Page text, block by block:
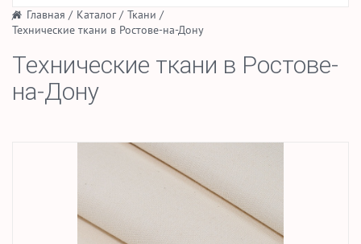
/ Главная / Каталог/ Ткани /
Технические ткани в Ростове-на-Дону
Технические ткани в Ростове-
на-Дону